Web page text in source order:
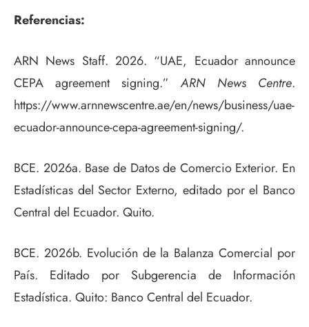
Referencias:
ARN News Staff. 2026. “UAE, Ecuador announce
CEPA agreement signing.”ARN News Centre.
https://www.arnnewscentre.ae/en/news/business/uae-
ecuador-announce-cepa-agreement-signing/.
BCE. 2026a. Base de Datos de Comercio Exterior. En
Estadísticas del Sector Externo, editado por el Banco
Central del Ecuador. Quito.
BCE. 2026b. Evolución de la Balanza Comercial por
País. Editado por Subgerencia de Información
Estadística. Quito: Banco Central del Ecuador.